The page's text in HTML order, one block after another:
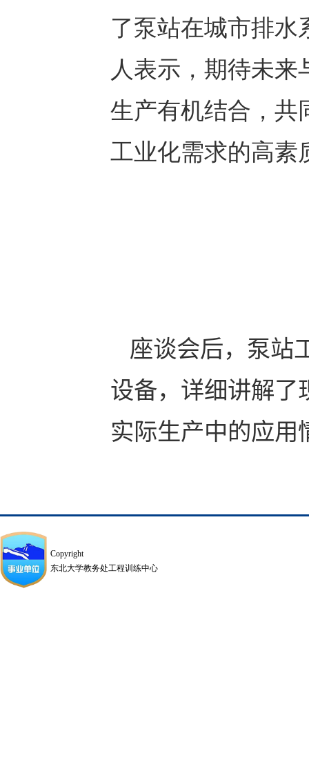
了泵站在城市排水
人表示，期待未
生产有机结合，共
工业化需求的高素
座谈会后，泵站
设备，详细讲解了
实际生产中的应用
Copyright
东北大学教务处工程训练中心